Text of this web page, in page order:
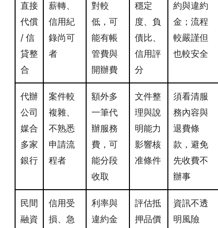
直接
代償
/ 信
貸整
合
薪轉、
信用紀
錄尚可
者
對較
低，可
能有帳
管費與
開辦費
穩定
度、負
債比、
信用評
分
約與違約
金；流程
較嚴謹但
也較安全
代辦
公司
媒合
多家
銀行
案件較
複雜、
不熟悉
申請流
程者
額外多
一筆代
辦服務
費，可
能分段
收取
文件整
理與說
明能力
影響核
准條件
須看清服
務內容與
退費條
款，避免
先收費不
辦事
民間
融資
信用受
損、急
利率與
違約金
評估抵
押品價
資訊不透
明風險